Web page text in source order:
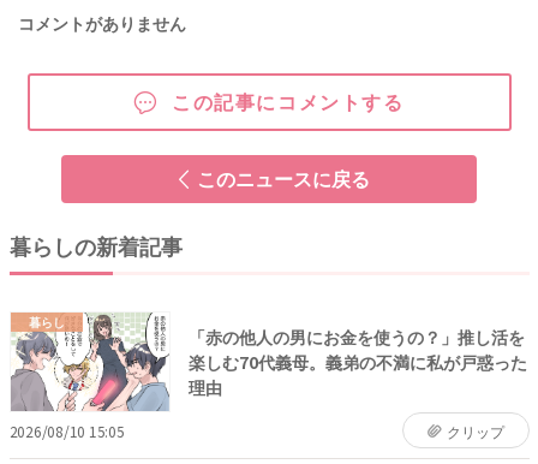
コメントがありません
この記事にコメントする
このニュースに戻る
暮らしの新着記事
暮らし
「赤の他人の男にお金を使うの？」推し活を
楽しむ70代義母。義弟の不満に私が戸惑った
理由
2026/08/10 15:05 クリップ